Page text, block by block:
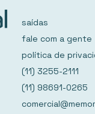
saídas
fale com a gente
política de
(11) 3255-2111
(11) 98691-0265